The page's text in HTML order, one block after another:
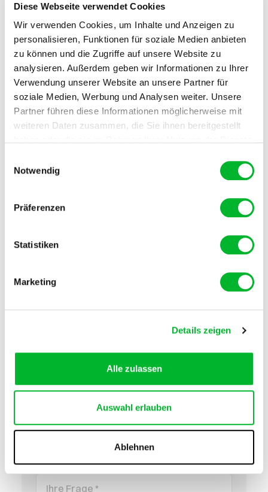
Diese Webseite verwendet Cookies
Wir verwenden Cookies, um Inhalte und Anzeigen zu
personalisieren, Funktionen für soziale Medien anbieten
zu können und die Zugriffe auf unsere Website zu
analysieren. Außerdem geben wir Informationen zu Ihrer
Verwendung unserer Website an unsere Partner für
soziale Medien, Werbung und Analysen weiter. Unsere
Partner führen diese Informationen möglicherweise mit
weiteren Daten zusammen, die Sie ihnen bereitgestellt
Notwendig
Präferenzen
Statistiken
Marketing
Details zeigen
Alle zulassen
Auswahl erlauben
Ablehnen
Königsborner Straße 26a
39175 Biederitz
T0392 - 9267 - 8196
Einfo@ungeziefershop.de
Öffnungszeiten
Mittwoch
Kontaktieren Sie uns
Ihre Frage*